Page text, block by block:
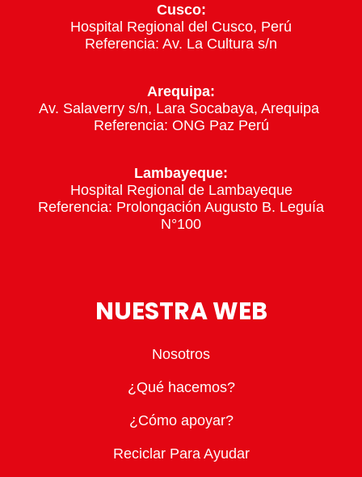
Cusco:
Hospital Regional del Cusco, Perú
Referencia: Av. La Cultura s/n
Arequipa:
Av. Salaverry s/n, Lara Socabaya, Arequipa
Referencia: ONG Paz Perú
Lambayeque:
Hospital Regional de Lambayeque
Referencia: Prolongación Augusto B. Leguía
N°100
NUESTRA WEB
Nosotros
¿Qué hacemos?
¿Cómo apoyar?
Reciclar Para Ayudar